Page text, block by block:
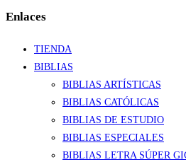
Enlaces
TIENDA
BIBLIAS
BIBLIAS ARTÍSTICAS
BIBLIAS CATÓLICAS
BIBLIAS DE ESTUDIO
BIBLIAS ESPECIALES
BIBLIAS LETRA SÚPER